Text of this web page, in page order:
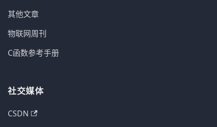
其他文章
物联网周刊
C函数参考手册
社交媒体
CSDN